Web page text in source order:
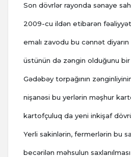
Son dövrlər rayonda sənaye
2009-cu ildən etibarən fəaliyyət
emalı zavodu bu cənnət diyarın
üstünün də zəngin olduğunu
Gədəbəy torpağının
nişanəsi bu yerlərin məşhur
kartofçuluq da yeni inkişaf
Yerli sakinlərin, fermerlərin bu
becərilən məhsulun